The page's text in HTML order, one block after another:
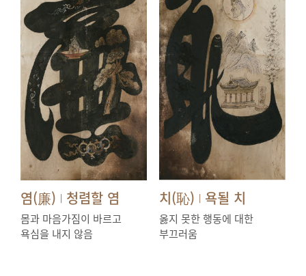
염(廉) | 청렴할 염
몸과 마음가짐이 바르고
욕심을 내지 않음
치(恥) | 욕될 치
옳지 못한 행동에 대한
부끄러움